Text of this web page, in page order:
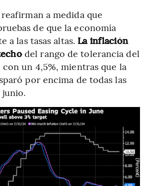
a medida que
de que la economía
a las tasas altas. La inflación
del rango de tolerancia del
un 4,5%, mientras que la
por encima de todas las
junio.